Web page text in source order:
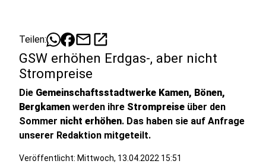
Teilen: mailopen_in_new
GSW erhöhen Erdgas-, aber nicht
Strompreise
Die Gemeinschaftsstadtwerke Kamen, Bönen,
Bergkamen werden ihre Strompreise über den
Sommer nicht erhöhen. Das haben sie auf Anfrage
unserer Redaktion mitgeteilt.
Veröffentlicht: Mittwoch, 13.04.2022 15:51